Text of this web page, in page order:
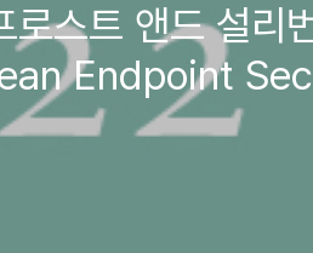
스트 앤드 설리
Endpoint